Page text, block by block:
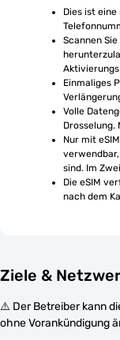
Dies ist
Scannen
Einmaliges
Volle
Nur mit
sind. Im
Die eSIM
nach dem
Ziele &
⚠️ Der Betreiber kann
ohne Vorankündigung